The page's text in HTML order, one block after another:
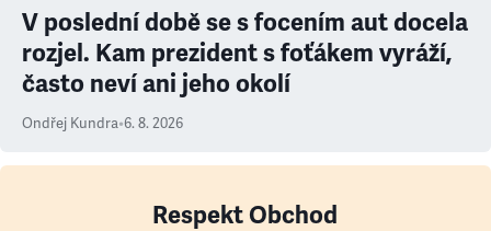
V poslední době se s focením aut docela
rozjel. Kam prezident s foťákem vyráží,
často neví ani jeho okolí
Ondřej Kundra•6. 8. 2026
Respekt Obchod